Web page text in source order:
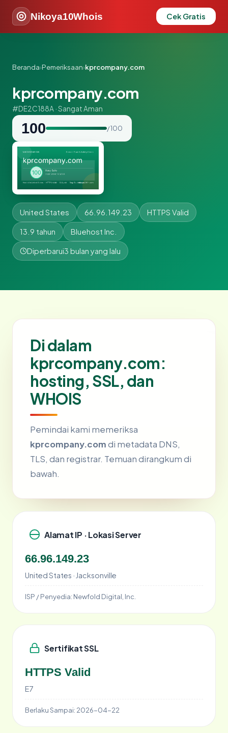
Nikoya10Whois Cek Gratis
Beranda›Pemeriksaan›kprcompany.com
kprcompany.com
#DE2C188A · Sangat Aman
100 / 100
United States 66.96.149.23 HTTPS Valid
13.9 tahun Bluehost Inc.
Diperbarui3 bulan yang lalu
Di dalam
kprcompany.com:
hosting, SSL, dan
WHOIS
Pemindai kami memeriksa
kprcompany.comdi metadata DNS,
TLS, dan registrar. Temuan dirangkum di
bawah.
Alamat IP · Lokasi Server
66.96.149.23
United States · Jacksonville
ISP / Penyedia: Newfold Digital, Inc.
Sertifikat SSL
HTTPS Valid
E7
Berlaku Sampai: 2026-04-22